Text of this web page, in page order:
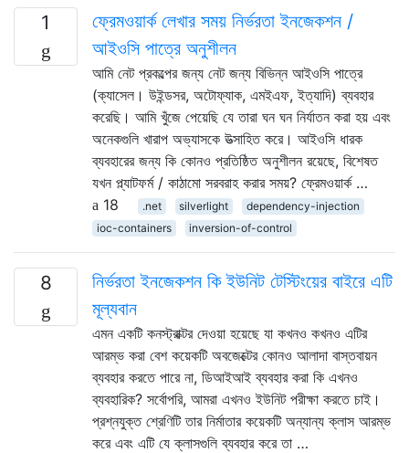
1
ফ্রেমওয়ার্ক লেখার সময় নির্ভরতা ইনজেকশন /
আইওসি পাত্রে অনুশীলন
আমি নেট প্রকল্পের জন্য নেট জন্য বিভিন্ন আইওসি পাত্রে
(ক্যাসেল। উইন্ডসর, অটোফ্যাক, এমইএফ, ইত্যাদি) ব্যবহার
করেছি। আমি খুঁজে পেয়েছি যে তারা ঘন ঘন নির্যাতন করা হয় এবং
অনেকগুলি খারাপ অভ্যাসকে উত্সাহিত করে। আইওসি ধারক
ব্যবহারের জন্য কি কোনও প্রতিষ্ঠিত অনুশীলন রয়েছে, বিশেষত
যখন প্ল্যাটফর্ম / কাঠামো সরবরাহ করার সময়? ফ্রেমওয়ার্ক …
18
.net silverlight
dependency-injection
ioc-containers
inversion-of-control
8
নির্ভরতা ইনজেকশন কি ইউনিট টেস্টিংয়ের বাইরে এটি
মূল্যবান
এমন একটি কনস্ট্রাক্টর দেওয়া হয়েছে যা কখনও কখনও এটির
আরম্ভ করা বেশ কয়েকটি অবজেক্টের কোনও আলাদা বাস্তবায়ন
ব্যবহার করতে পারে না, ডিআইআই ব্যবহার করা কি এখনও
ব্যবহারিক? সর্বোপরি, আমরা এখনও ইউনিট পরীক্ষা করতে চাই।
প্রশ্নযুক্ত শ্রেণিটি তার নির্মাতার কয়েকটি অন্যান্য ক্লাস আরম্ভ
করে এবং এটি যে ক্লাসগুলি ব্যবহার করে তা …